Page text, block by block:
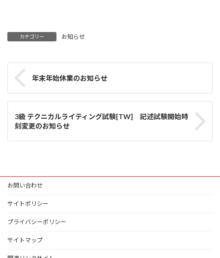
カテゴリー お知らせ
年末年始休業のお知らせ
3級 テクニカルライティング試験[TW] 記述試験開始時
刻変更のお知らせ
お問い合わせ
サイトポリシー
プライバシーポリシー
サイトマップ